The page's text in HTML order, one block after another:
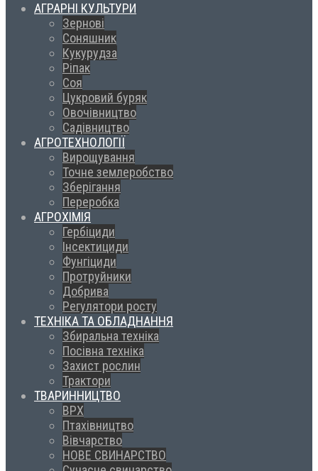
АГРАРНІ КУЛЬТУРИ
Зернові
Соняшник
Кукурудза
Ріпак
Соя
Цукровий буряк
Овочівництво
Садівництво
АГРОТЕХНОЛОГІЇ
Вирощування
Точне землеробство
Зберігання
Переробка
АГРОХІМІЯ
Гербіциди
Інсектициди
Фунгіциди
Протруйники
Добрива
Регулятори росту
ТЕХНІКА ТА ОБЛАДНАННЯ
Збиральна техніка
Посівна техніка
Захист рослин
Трактори
ТВАРИННИЦТВО
ВРХ
Птахівництво
Вівчарство
НОВЕ СВИНАРСТВО